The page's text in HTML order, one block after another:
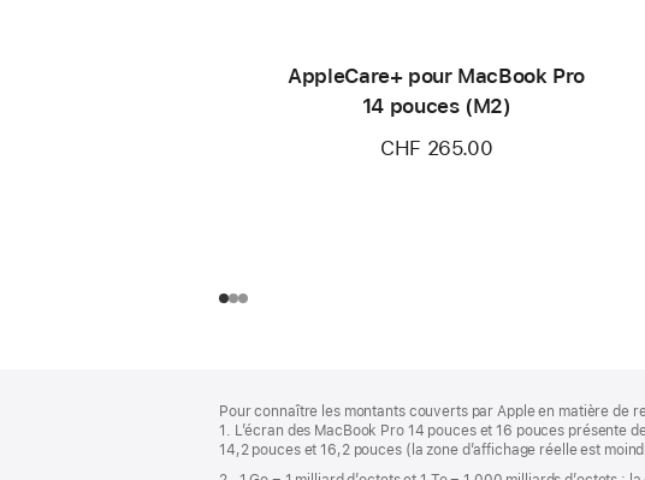
AppleCare+ pour MacBook Pro
14 pouces (M2)
CHF 265.00
de
page
de
bas
de
Pour connaître les montants couverts par Apple en matière de
1. L’écran des MacBook Pro 14 pouces et 16 pouces présente
14,2 pouces et 16,2 pouces (la zone d’affichage réelle est